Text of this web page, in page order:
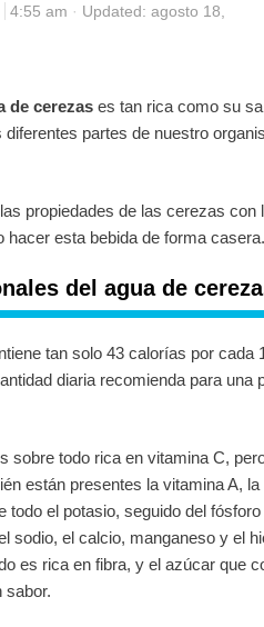
4:55 am
Updated: agosto 18,
de cerezases tan rica como su
diferentes partes de nuestro
propiedades de las cerezas
esta bebida de forma casera.
del agua de
tan solo 43 calorías por cada
diaria recomienda para una
sobre todo rica en vitamina C,
están presentes la vitamina A,
todo el potasio, seguido del
sodio, el calcio, manganeso y el
es rica en fibra, y el azúcar que
sabor.